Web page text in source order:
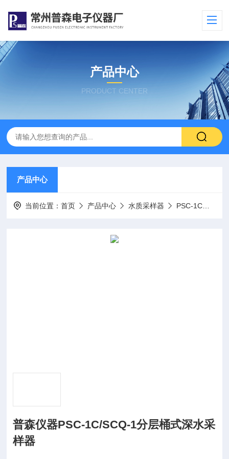
产品中心
PRODUCT CENTER
产品中心
当前位置：首页 产品中心 水质采样器 PSC-1C桶式深水采样器
普森仪器PSC-1C/SCQ-1分层桶式深水采
样器